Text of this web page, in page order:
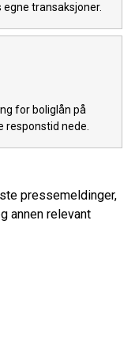
transaksjoner.
for boliglån på
nede.
pressemeldinger,
annen relevant